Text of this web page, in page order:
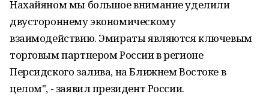
Нахайяном мы большое внимание уделили
двустороннему экономическому
взаимодействию. Эмираты являются ключевым
торговым партнером России в регионе
Персидского залива, на Ближнем Востоке в
целом", - заявил президент России.